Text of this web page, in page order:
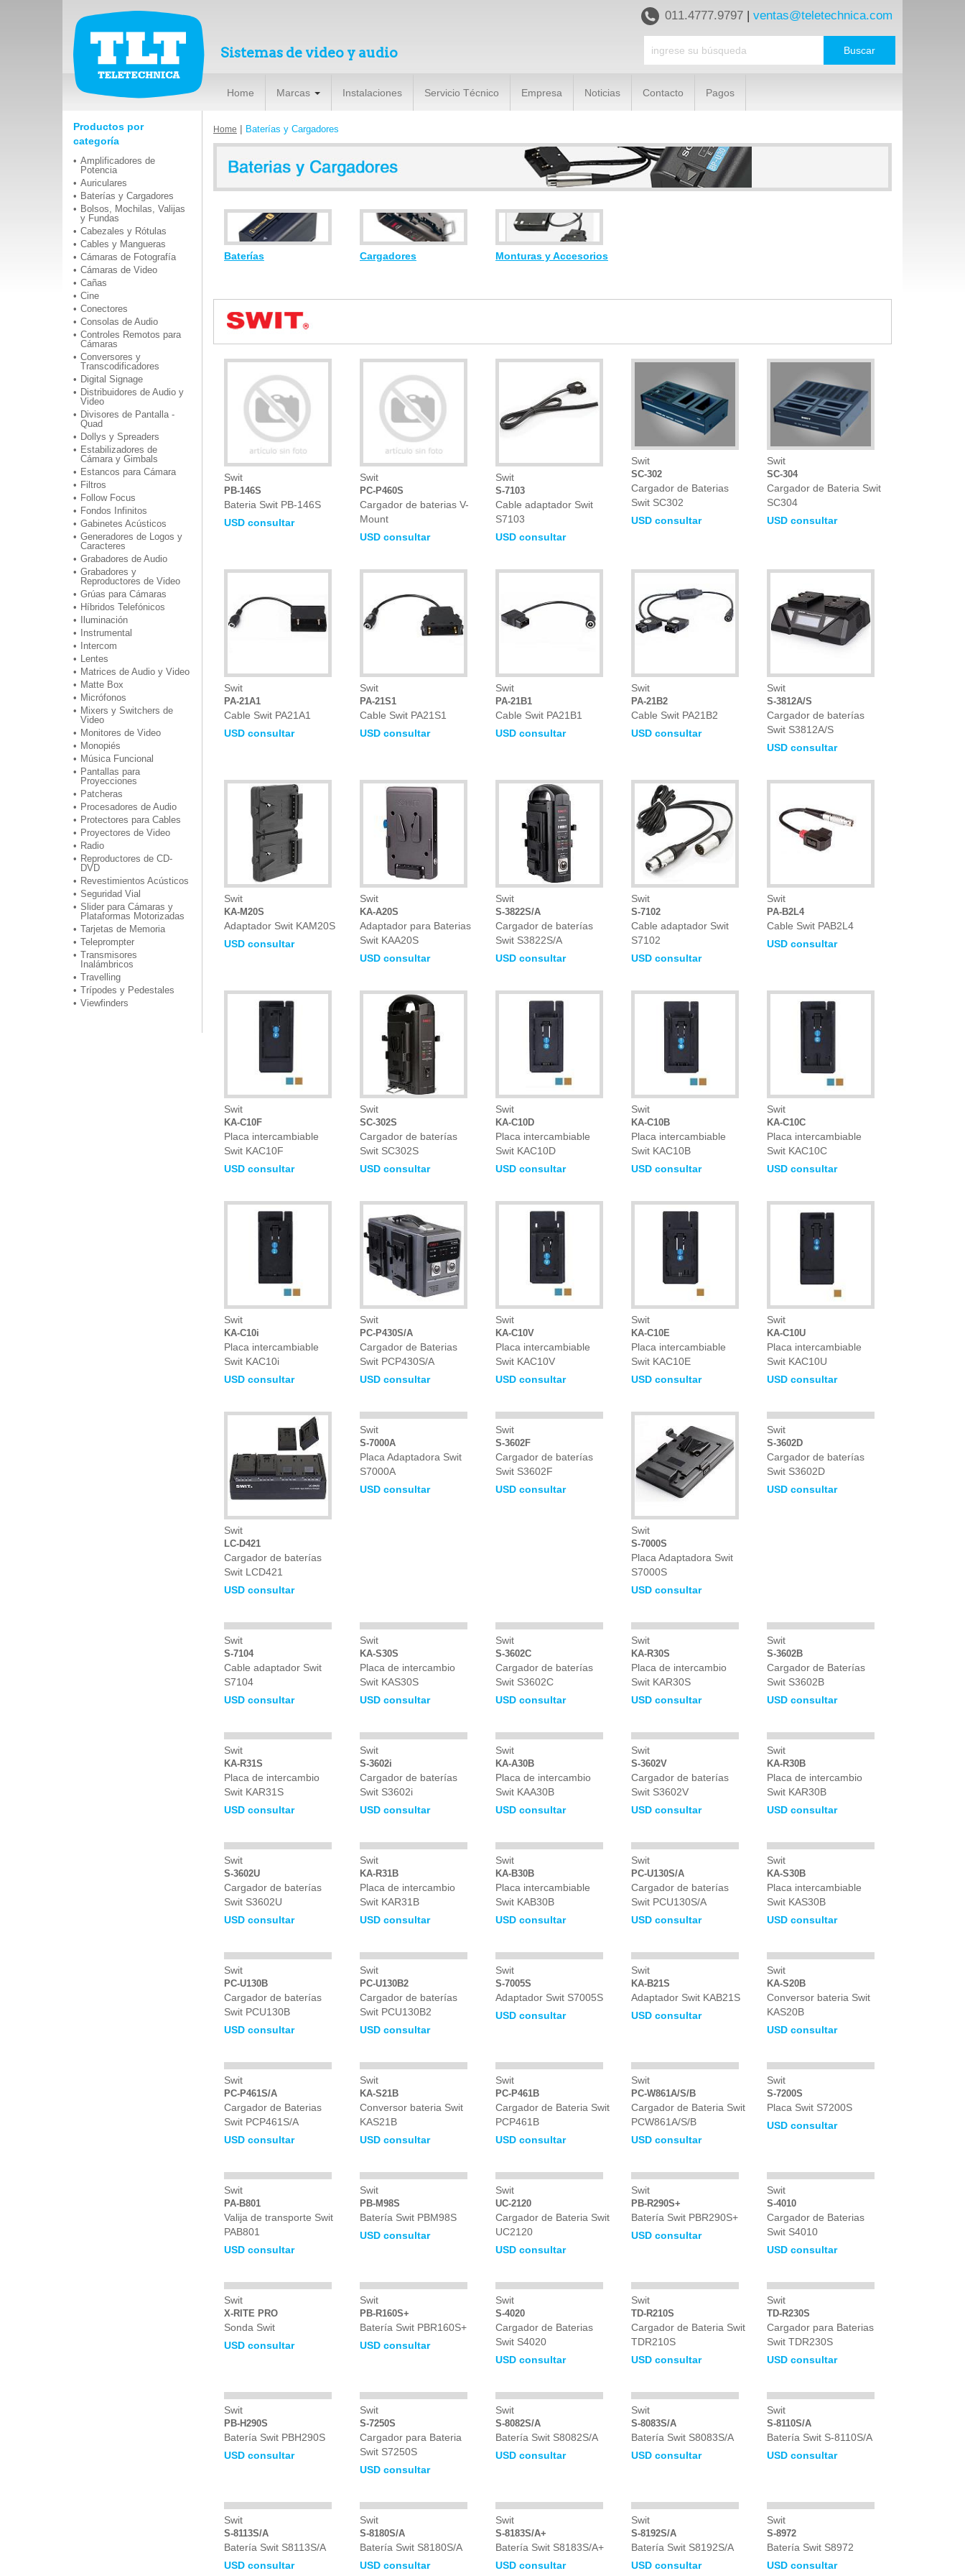
Sistemas de video y audio
011.4777.9797 | ventas@teletechnica.com
Home Marcas Instalaciones Servicio Técnico Empresa Noticias Contacto Pagos
Productos por
categoría
Amplificadores de
Potencia
Auriculares
Baterías y Cargadores
Bolsos, Mochilas, Valijas
y Fundas
Cabezales y Rótulas
Cables y Mangueras
Cámaras de Fotografía
Cámaras de Video
Cañas
Cine
Conectores
Consolas de Audio
Controles Remotos para
Cámaras
Conversores y
Transcodificadores
Digital Signage
Distribuidores de Audio y
Video
Divisores de Pantalla -
Quad
Dollys y Spreaders
Estabilizadores de
Cámara y Gimbals
Estancos para Cámara
Filtros
Follow Focus
Fondos Infinitos
Gabinetes Acústicos
Generadores de Logos y
Caracteres
Grabadores de Audio
Grabadores y
Reproductores de Video
Grúas para Cámaras
Híbridos Telefónicos
Iluminación
Instrumental
Intercom
Lentes
Matrices de Audio y Video
Matte Box
Micrófonos
Mixers y Switchers de
Video
Monitores de Video
Monopiés
Música Funcional
Pantallas para
Proyecciones
Patcheras
Procesadores de Audio
Protectores para Cables
Proyectores de Video
Radio
Reproductores de CD-
DVD
Revestimientos Acústicos
Seguridad Vial
Slider para Cámaras y
Plataformas Motorizadas
Tarjetas de Memoria
Teleprompter
Transmisores
Inalámbricos
Travelling
Trípodes y Pedestales
Viewfinders
Home | Baterías y Cargadores
Baterías Cargadores Monturas y Accesorios
Swit
PB-146S
Bateria Swit PB-146S
USD consultar
Swit
PC-P460S
Cargador de baterias V-
Mount
USD consultar
Swit
S-7103
Cable adaptador Swit
S7103
USD consultar
Swit
SC-302
Cargador de Baterias
Swit SC302
USD consultar
Swit
SC-304
Cargador de Bateria Swit
SC304
USD consultar
Swit
PA-21A1
Cable Swit PA21A1
USD consultar
Swit
PA-21S1
Cable Swit PA21S1
USD consultar
Swit
PA-21B1
Cable Swit PA21B1
USD consultar
Swit
PA-21B2
Cable Swit PA21B2
USD consultar
Swit
S-3812A/S
Cargador de baterías
Swit S3812A/S
USD consultar
Swit
KA-M20S
Adaptador Swit KAM20S
USD consultar
Swit
KA-A20S
Adaptador para Baterias
Swit KAA20S
USD consultar
Swit
S-3822S/A
Cargador de baterías
Swit S3822S/A
USD consultar
Swit
S-7102
Cable adaptador Swit
S7102
USD consultar
Swit
PA-B2L4
Cable Swit PAB2L4
USD consultar
Swit
KA-C10F
Placa intercambiable
Swit KAC10F
USD consultar
Swit
SC-302S
Cargador de baterías
Swit SC302S
USD consultar
Swit
KA-C10D
Placa intercambiable
Swit KAC10D
USD consultar
Swit
KA-C10B
Placa intercambiable
Swit KAC10B
USD consultar
Swit
KA-C10C
Placa intercambiable
Swit KAC10C
USD consultar
Swit
KA-C10i
Placa intercambiable
Swit KAC10i
USD consultar
Swit
PC-P430S/A
Cargador de Baterias
Swit PCP430S/A
USD consultar
Swit
KA-C10V
Placa intercambiable
Swit KAC10V
USD consultar
Swit
KA-C10E
Placa intercambiable
Swit KAC10E
USD consultar
Swit
KA-C10U
Placa intercambiable
Swit KAC10U
USD consultar
Swit
LC-D421
Cargador de baterías
Swit LCD421
USD consultar
Swit
S-7000A
Placa Adaptadora Swit
S7000A
USD consultar
Swit
S-3602F
Cargador de baterías
Swit S3602F
USD consultar
Swit
S-7000S
Placa Adaptadora Swit
S7000S
USD consultar
Swit
S-3602D
Cargador de baterías
Swit S3602D
USD consultar
Swit
S-7104
Cable adaptador Swit
S7104
USD consultar
Swit
KA-S30S
Placa de intercambio
Swit KAS30S
USD consultar
Swit
S-3602C
Cargador de baterías
Swit S3602C
USD consultar
Swit
KA-R30S
Placa de intercambio
Swit KAR30S
USD consultar
Swit
S-3602B
Cargador de Baterías
Swit S3602B
USD consultar
Swit
KA-R31S
Placa de intercambio
Swit KAR31S
USD consultar
Swit
S-3602i
Cargador de baterías
Swit S3602i
USD consultar
Swit
KA-A30B
Placa de intercambio
Swit KAA30B
USD consultar
Swit
S-3602V
Cargador de baterías
Swit S3602V
USD consultar
Swit
KA-R30B
Placa de intercambio
Swit KAR30B
USD consultar
Swit
S-3602U
Cargador de baterías
Swit S3602U
USD consultar
Swit
KA-R31B
Placa de intercambio
Swit KAR31B
USD consultar
Swit
KA-B30B
Placa intercambiable
Swit KAB30B
USD consultar
Swit
PC-U130S/A
Cargador de baterías
Swit PCU130S/A
USD consultar
Swit
KA-S30B
Placa intercambiable
Swit KAS30B
USD consultar
Swit
PC-U130B
Cargador de baterías
Swit PCU130B
USD consultar
Swit
PC-U130B2
Cargador de baterías
Swit PCU130B2
USD consultar
Swit
S-7005S
Adaptador Swit S7005S
USD consultar
Swit
KA-B21S
Adaptador Swit KAB21S
USD consultar
Swit
KA-S20B
Conversor bateria Swit
KAS20B
USD consultar
Swit
PC-P461S/A
Cargador de Baterias
Swit PCP461S/A
USD consultar
Swit
KA-S21B
Conversor bateria Swit
KAS21B
USD consultar
Swit
PC-P461B
Cargador de Bateria Swit
PCP461B
USD consultar
Swit
PC-W861A/S/B
Cargador de Bateria Swit
PCW861A/S/B
USD consultar
Swit
S-7200S
Placa Swit S7200S
USD consultar
Swit
PA-B801
Valija de transporte Swit
PAB801
USD consultar
Swit
PB-M98S
Batería Swit PBM98S
USD consultar
Swit
UC-2120
Cargador de Bateria Swit
UC2120
USD consultar
Swit
PB-R290S+
Batería Swit PBR290S+
USD consultar
Swit
S-4010
Cargador de Baterias
Swit S4010
USD consultar
Swit
X-RITE PRO
Sonda Swit
USD consultar
Swit
PB-R160S+
Batería Swit PBR160S+
USD consultar
Swit
S-4020
Cargador de Baterias
Swit S4020
USD consultar
Swit
TD-R210S
Cargador de Bateria Swit
TDR210S
USD consultar
Swit
TD-R230S
Cargador para Baterias
Swit TDR230S
USD consultar
Swit
PB-H290S
Batería Swit PBH290S
USD consultar
Swit
S-7250S
Cargador para Bateria
Swit S7250S
USD consultar
Swit
S-8082S/A
Batería Swit S8082S/A
USD consultar
Swit
S-8083S/A
Batería Swit S8083S/A
USD consultar
Swit
S-8110S/A
Batería Swit S-8110S/A
USD consultar
Swit
S-8113S/A
Batería Swit S8113S/A
USD consultar
Swit
S-8180S/A
Batería Swit S8180S/A
USD consultar
Swit
S-8183S/A+
Batería Swit S8183S/A+
USD consultar
Swit
S-8192S/A
Batería Swit S8192S/A
USD consultar
Swit
S-8972
Batería Swit S8972
USD consultar